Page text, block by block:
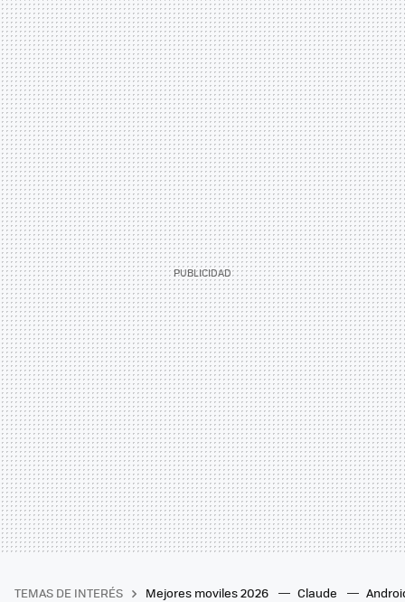
TEMAS DE INTERÉS Mejores moviles 2026 Claude